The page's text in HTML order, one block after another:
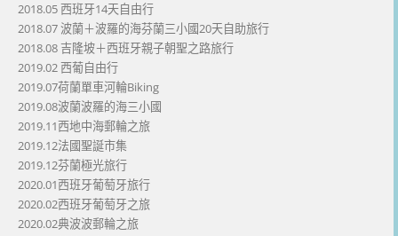
2018.05 西班牙14天自由行
2018.07 波蘭＋波羅的海芬蘭三小國20天自助旅行
2018.08 吉隆坡＋西班牙親子朝聖之路旅行
2019.02 西葡自由行
2019.07荷蘭單車河輪Biking
2019.08波蘭波羅的海三小國
2019.11西地中海郵輪之旅
2019.12法國聖誕市集
2019.12芬蘭極光旅行
2020.01西班牙葡萄牙旅行
2020.02西班牙葡萄牙之旅
2020.02典波波郵輪之旅